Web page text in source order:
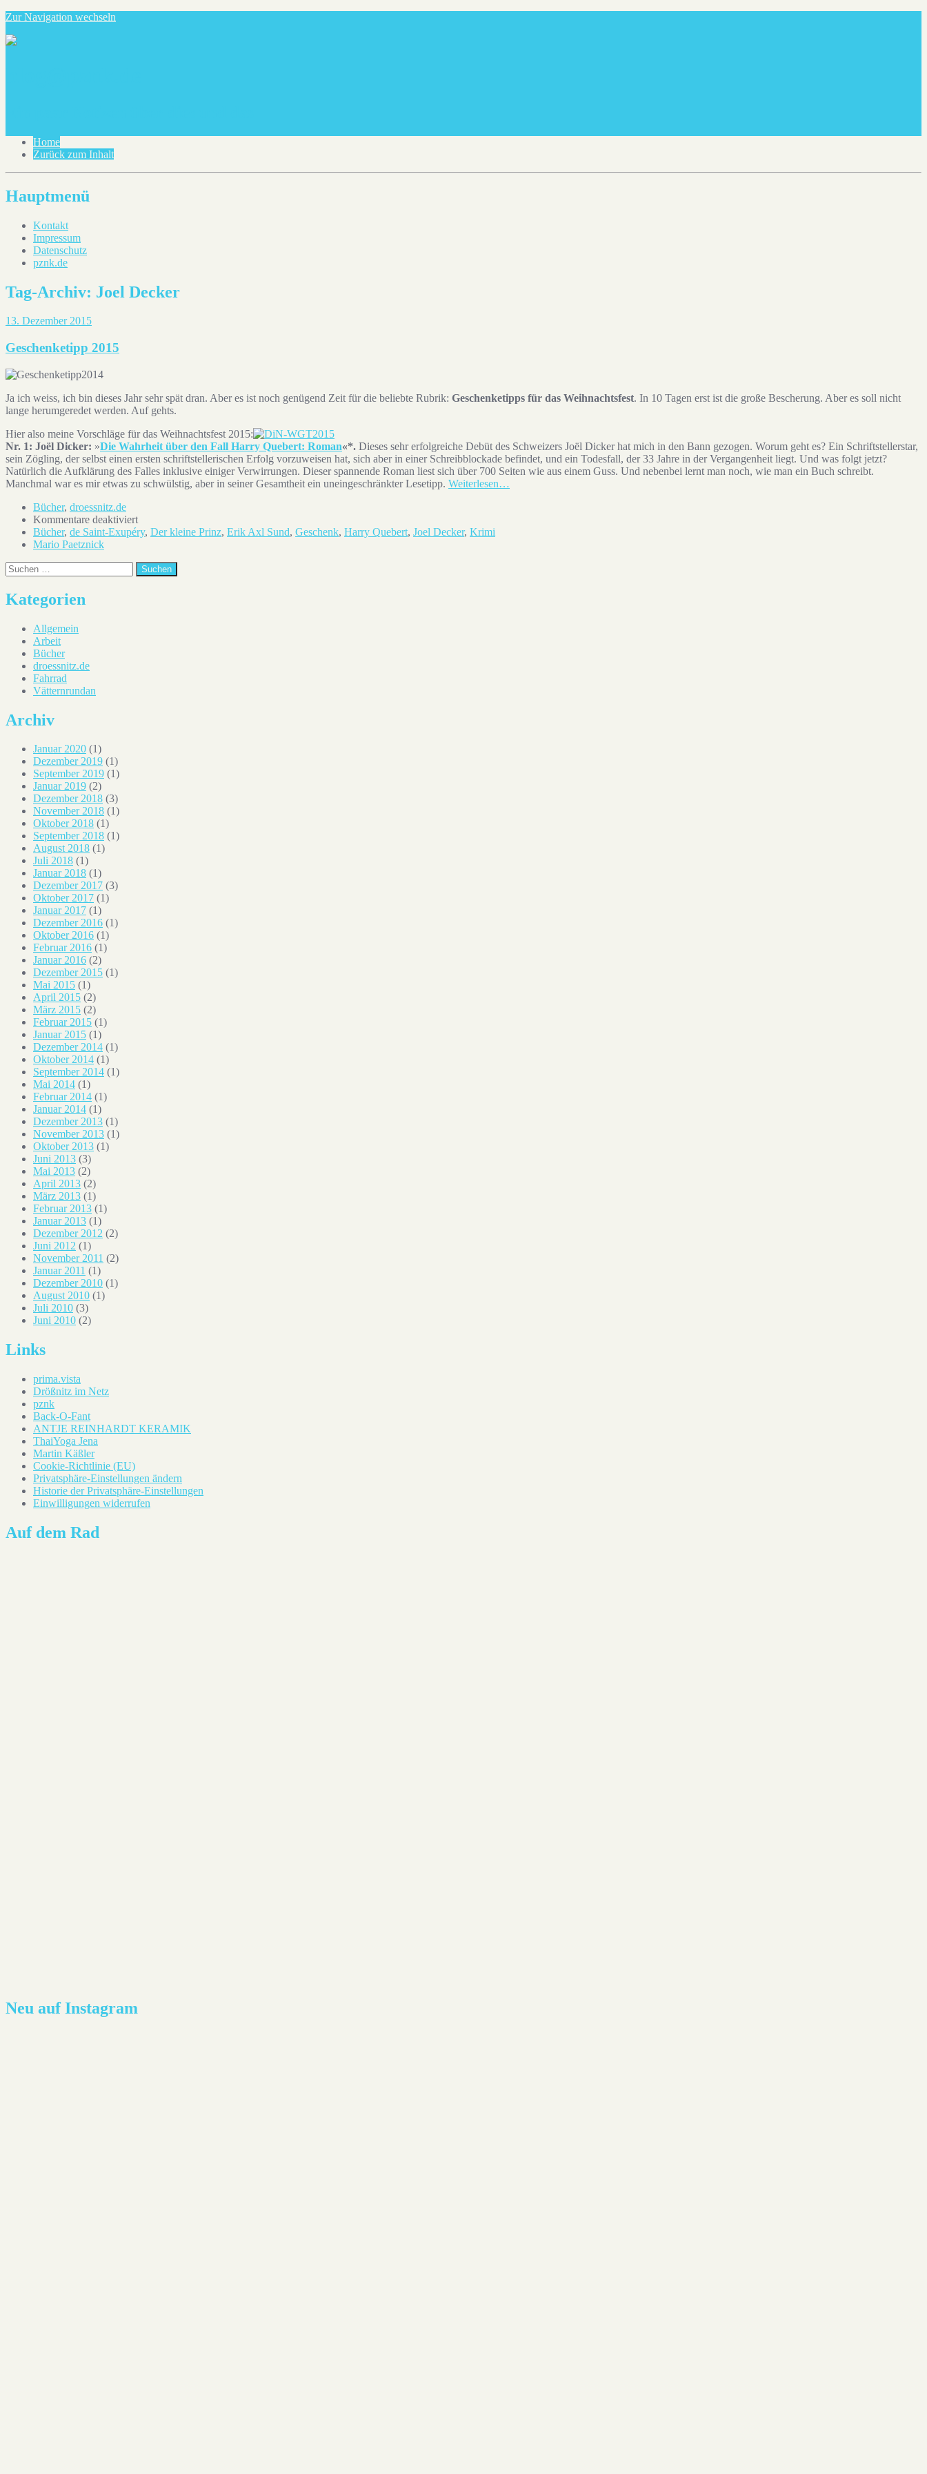
Zur Navigation wechseln
Home
Zurück zum Inhalt
Hauptmenü
Kontakt
Impressum
Datenschutz
pznk.de
Tag-Archiv: Joel Decker
13. Dezember 2015
Geschenketipp 2015
Ja ich weiss, ich bin dieses Jahr sehr spät dran. Aber es ist noch genügend Zeit für die beliebte Rubrik: Geschenketipps für das Weihnachtsfest. In 10 Tagen erst ist die große Bescherung. Aber es soll nicht
lange herumgeredet werden. Auf gehts.
Hier also meine Vorschläge für das Weihnachtsfest 2015:
Nr. 1: Joël Dicker: »Die Wahrheit über den Fall Harry Quebert: Roman«*. Dieses sehr erfolgreiche Debüt des Schweizers Joël Dicker hat mich in den Bann gezogen. Worum geht es? Ein Schriftstellerstar,
sein Zögling, der selbst einen ersten schriftstellerischen Erfolg vorzuweisen hat, sich aber in einer Schreibblockade befindet, und ein Todesfall, der 33 Jahre in der Vergangenheit liegt. Und was folgt jetzt?
Natürlich die Aufklärung des Falles inklusive einiger Verwirrungen. Dieser spannende Roman liest sich über 700 Seiten wie aus einem Guss. Und nebenbei lernt man noch, wie man ein Buch schreibt.
Manchmal war es mir etwas zu schwülstig, aber in seiner Gesamtheit ein uneingeschränkter Lesetipp. Weiterlesen…
Bücher, droessnitz.de
Kommentare deaktiviertfür
Geschenketipp
Bücher, de Saint-Exupéry, Der kleine Prinz, Erik Axl Sund, Geschenk, Harry Quebert, Joel Decker, Krimi
Mario Paetznick
Suchen
Kategorien
Allgemein
Arbeit
Bücher
droessnitz.de
Fahrrad
Vätternrundan
Archiv
Januar 2020 (1)
Dezember 2019 (1)
September 2019 (1)
Januar 2019 (2)
Dezember 2018 (3)
November 2018 (1)
Oktober 2018 (1)
September 2018 (1)
August 2018 (1)
Juli 2018 (1)
Januar 2018 (1)
Dezember 2017 (3)
Oktober 2017 (1)
Januar 2017 (1)
Dezember 2016 (1)
Oktober 2016 (1)
Februar 2016 (1)
Januar 2016 (2)
Dezember 2015 (1)
Mai 2015 (1)
April 2015 (2)
März 2015 (2)
Februar 2015 (1)
Januar 2015 (1)
Dezember 2014 (1)
Oktober 2014 (1)
September 2014 (1)
Mai 2014 (1)
Februar 2014 (1)
Januar 2014 (1)
Dezember 2013 (1)
November 2013 (1)
Oktober 2013 (1)
Juni 2013 (3)
Mai 2013 (2)
April 2013 (2)
März 2013 (1)
Februar 2013 (1)
Januar 2013 (1)
Dezember 2012 (2)
Juni 2012 (1)
November 2011 (2)
Januar 2011 (1)
Dezember 2010 (1)
August 2010 (1)
Juli 2010 (3)
Juni 2010 (2)
Links
prima.vista
Drößnitz im Netz
pznk
Back-O-Fant
ANTJE REINHARDT KERAMIK
ThaiYoga Jena
Martin Käßler
Cookie-Richtlinie (EU)
Privatsphäre-Einstellungen ändern
Historie der Privatsphäre-Einstellungen
Einwilligungen widerrufen
Auf dem Rad
Neu auf Instagram